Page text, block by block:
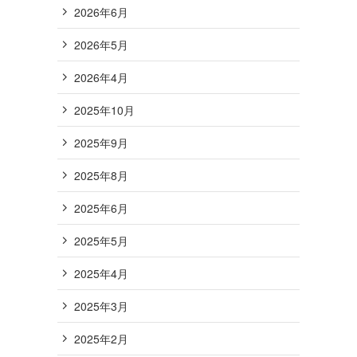
2026年6月
2026年5月
2026年4月
2025年10月
2025年9月
2025年8月
2025年6月
2025年5月
2025年4月
2025年3月
2025年2月